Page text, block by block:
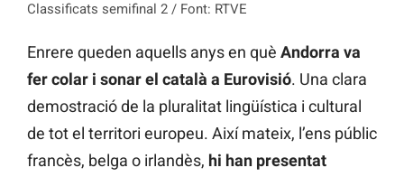
Classificats semifinal 2 / Font: RTVE
Enrere queden aquells anys en què Andorra va
fer colar i sonar el català a Eurovisió. Una clara
demostració de la pluralitat lingüística i cultural
de tot el territori europeu. Així mateix, l’ens públic
francès, belga o irlandès, hi han presentat